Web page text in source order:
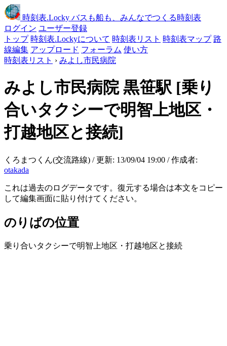
時刻表.Locky バスも船も、みんなでつくる時刻表
ログイン ユーザー登録
トップ 時刻表.Lockyについて 時刻表リスト 時刻表マップ 路
線編集 アップロード フォーラム 使い方
時刻表リスト › みよし市民病院
みよし市民病院黒笹駅 [乗り
合いタクシーで明智上地区・
打越地区と接続]
くろまつくん(交流路線) / 更新: 13/09/04 19:00 / 作成者:
otakada
これは過去のログデータです。復元する場合は本文をコピー
して編集画面に貼り付けてください。
のりばの位置
乗り合いタクシーで明智上地区・打越地区と接続